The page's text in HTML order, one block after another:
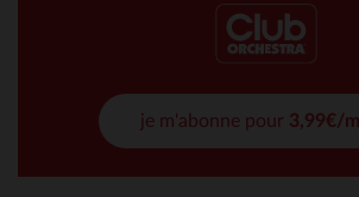
je m'abonne pour 3,99€/